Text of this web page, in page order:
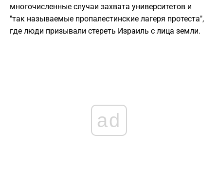
многочисленные случаи захвата университетов и
"так называемые пропалестинские лагеря протеста",
где люди призывали стереть Израиль с лица земли.
ad